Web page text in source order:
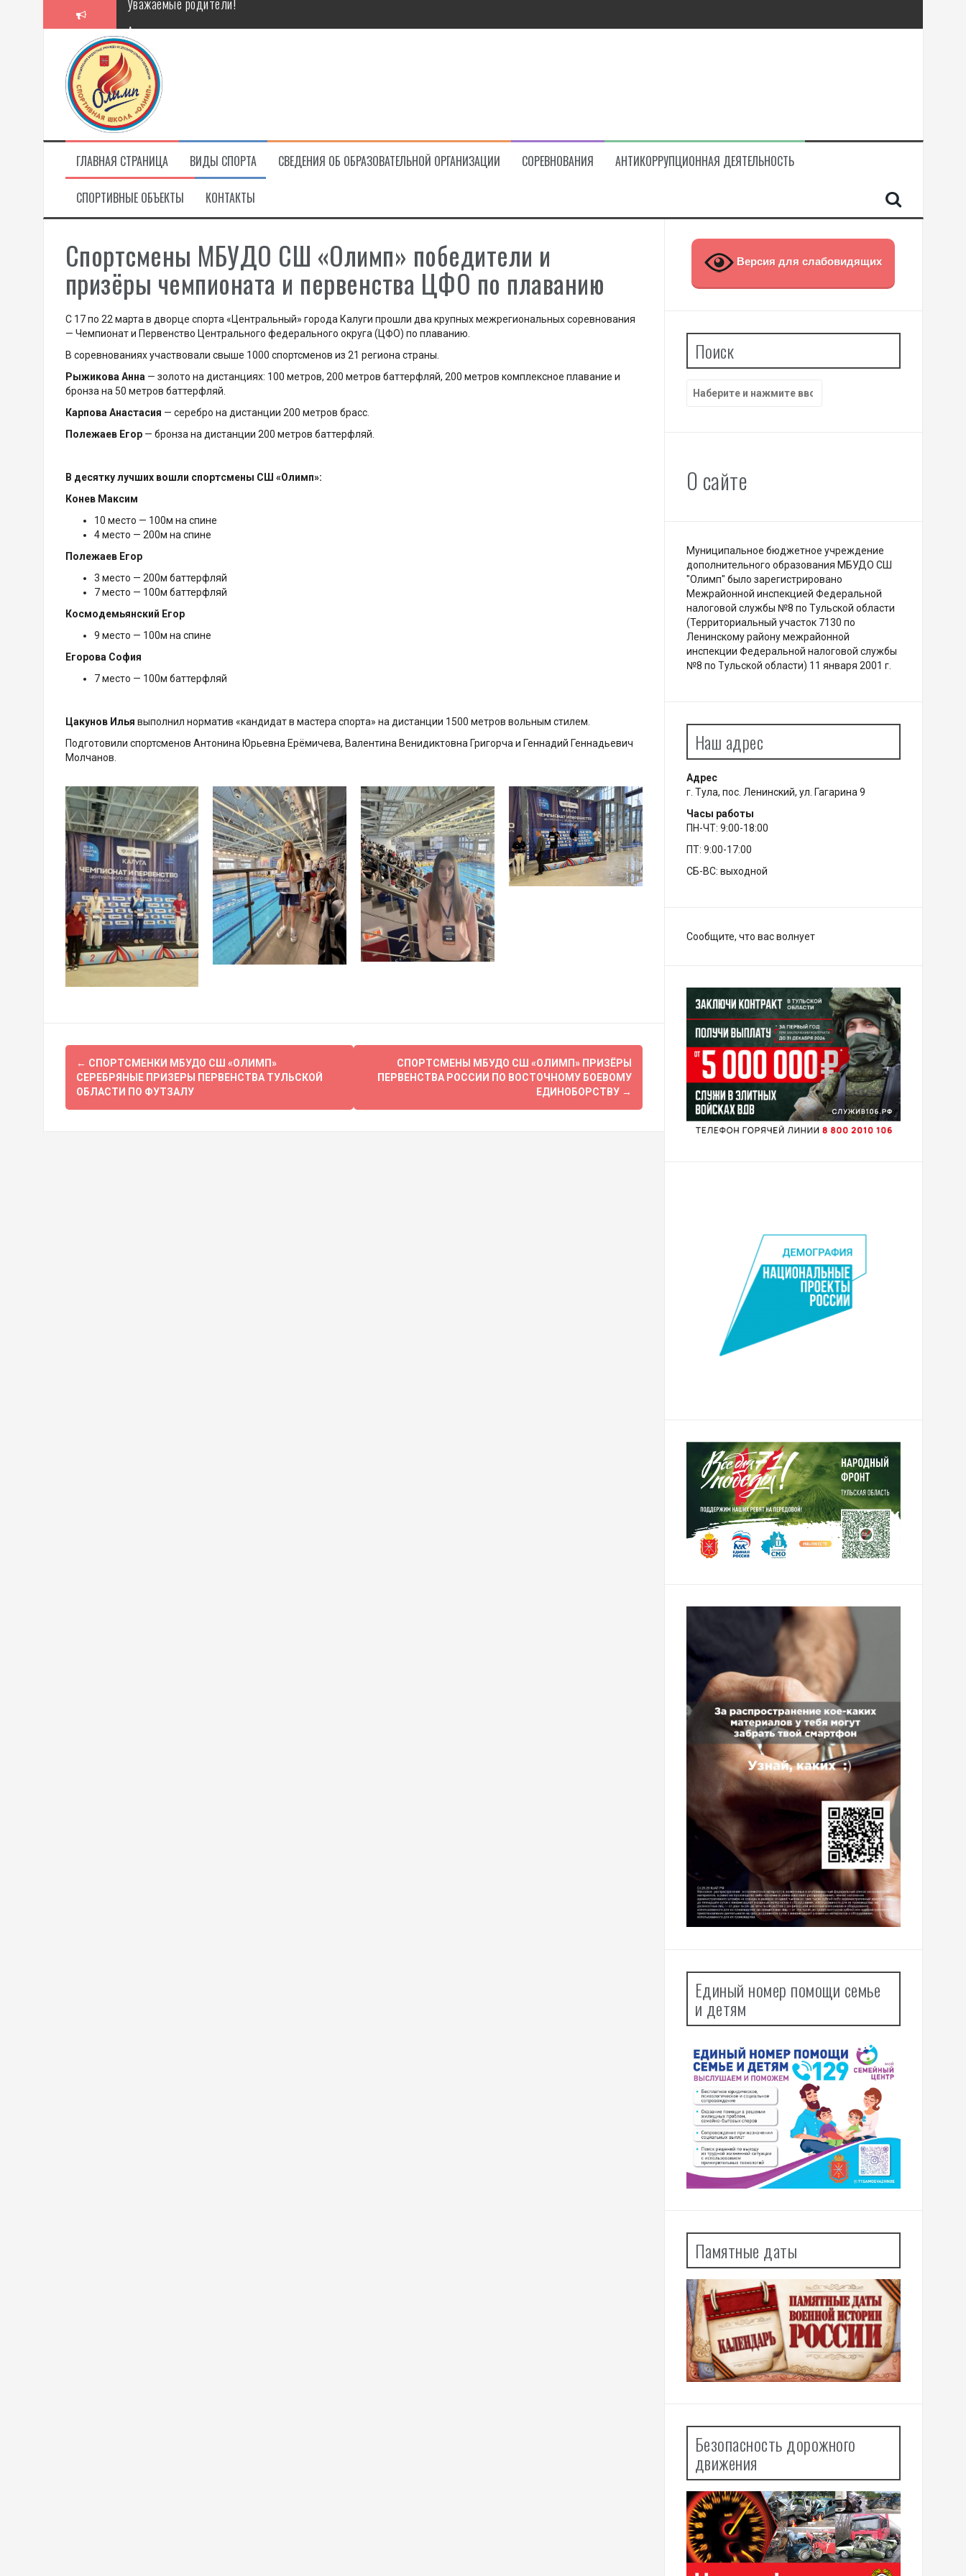
Алкоголь — путь в никуда
Решение спора без суда
Проголосуй за объекты благоустройства!
Уважаемые родители!
ГЛАВНАЯ СТРАНИЦА ВИДЫ СПОРТА СВЕДЕНИЯ ОБ ОБРАЗОВАТЕЛЬНОЙ ОРГАНИЗАЦИИ СОРЕВНОВАНИЯ АНТИКОРРУПЦИОННАЯ ДЕЯТЕЛЬНОСТЬ
СПОРТИВНЫЕ ОБЪЕКТЫ КОНТАКТЫ
Спортсмены МБУДО СШ «Олимп» победители и
призёры чемпионата и первенства ЦФО по плаванию
С 17 по 22 марта в дворце спорта «Центральный» города Калуги прошли два крупных межрегиональных соревнования
— Чемпионат и Первенство Центрального федерального округа (ЦФО) по плаванию.
В соревнованиях участвовали свыше 1000 спортсменов из 21 региона страны.
Рыжикова Анна — золото на дистанциях: 100 метров, 200 метров баттерфляй, 200 метров комплексное плавание и
бронза на 50 метров баттерфляй.
Карпова Анастасия — серебро на дистанции 200 метров брасс.
Полежаев Егор— бронза на дистанции 200 метров баттерфляй.
В десятку лучших вошли спортсмены СШ «Олимп»:
Конев Максим
10 место — 100м на спине
4 место — 200м на спине
Полежаев Егор
3 место — 200м баттерфляй
7 место — 100м баттерфляй
Космодемьянский Егор
9 место — 100м на спине
Егорова София
7 место — 100м баттерфляй
Цакунов Илья выполнил норматив «кандидат в мастера спорта» на дистанции 1500 метров вольным стилем.
Подготовили спортсменов Антонина Юрьевна Ерёмичева, Валентина Венидиктовна Григорча и Геннадий Геннадьевич
Молчанов.
Навигация
по
записям
← СПОРТСМЕНКИ МБУДО СШ «ОЛИМП»
СЕРЕБРЯНЫЕ ПРИЗЕРЫ ПЕРВЕНСТВА ТУЛЬСКОЙ
ОБЛАСТИ ПО ФУТЗАЛУ
СПОРТСМЕНЫ МБУДО СШ «ОЛИМП» ПРИЗЁРЫ
ПЕРВЕНСТВА РОССИИ ПО ВОСТОЧНОМУ БОЕВОМУ
ЕДИНОБОРСТВУ →
Версия для слабовидящих
Поиск
Найти:
О сайте
Муниципальное бюджетное учреждение
дополнительного образования МБУДО СШ
"Олимп" было зарегистрировано
Межрайонной инспекцией Федеральной
налоговой службы №8 по Тульской области
(Территориальный участок 7130 по
Ленинскому району межрайонной
инспекции Федеральной налоговой службы
№8 по Тульской области) 11 января 2001 г.
Наш адрес
Адрес
г. Тула, пос. Ленинский, ул. Гагарина 9
Часы работы
ПН-ЧТ: 9:00-18:00
ПТ: 9:00-17:00
СБ-ВС: выходной
Сообщите, что вас волнует
Единый номер помощи семье
и детям
Памятные даты
Безопасность дорожного
движения